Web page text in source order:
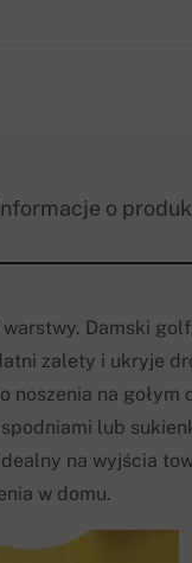
o
warstwy. Damski
zalety i ukryje
noszenia na gołym
lub
na wyjścia
w domu.